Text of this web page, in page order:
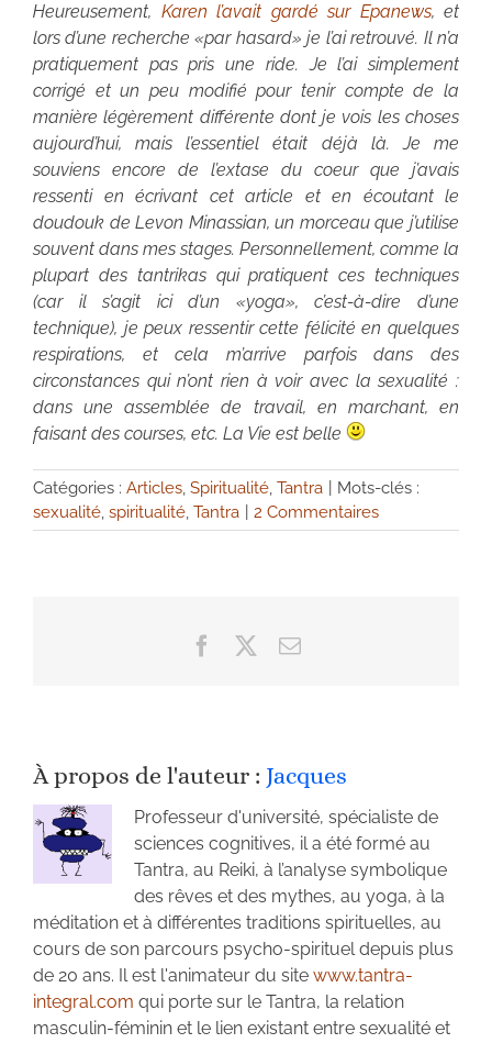
Heureusement, Karen l’avait gardé sur Epanews, et
lors d’une recherche «par hasard» je l’ai retrouvé. Il n’a
pratiquement pas pris une ride. Je l’ai simplement
corrigé et un peu modifié pour tenir compte de la
manière légèrement différente dont je vois les choses
aujourd’hui, mais l’essentiel était déjà là. Je me
souviens encore de l’extase du coeur que j’avais
ressenti en écrivant cet article et en écoutant le
doudouk de Levon Minassian, un morceau que j’utilise
souvent dans mes stages. Personnellement, comme la
plupart des tantrikas qui pratiquent ces techniques
(car il s’agit ici d’un «yoga», c’est-à-dire d’une
technique), je peux ressentir cette félicité en quelques
respirations, et cela m’arrive parfois dans des
circonstances qui n’ont rien à voir avec la sexualité :
dans une assemblée de travail, en marchant, en
faisant des courses, etc. La Vie est belle
Catégories : Articles, Spiritualité, Tantra
Mots-clés :
sexualité, spiritualité, Tantra 2 Commentaires
FacebookEmail
À propos de l'auteur : Jacques
Professeur d'université, spécialiste de
sciences cognitives, il a été formé au
Tantra, au Reiki, à l’analyse symbolique
des rêves et des mythes, au yoga, à la
méditation et à différentes traditions spirituelles, au
cours de son parcours psycho-spirituel depuis plus
de 20 ans. Il est l'animateur du site www.tantra-
integral.com qui porte sur le Tantra, la relation
masculin-féminin et le lien existant entre sexualité et